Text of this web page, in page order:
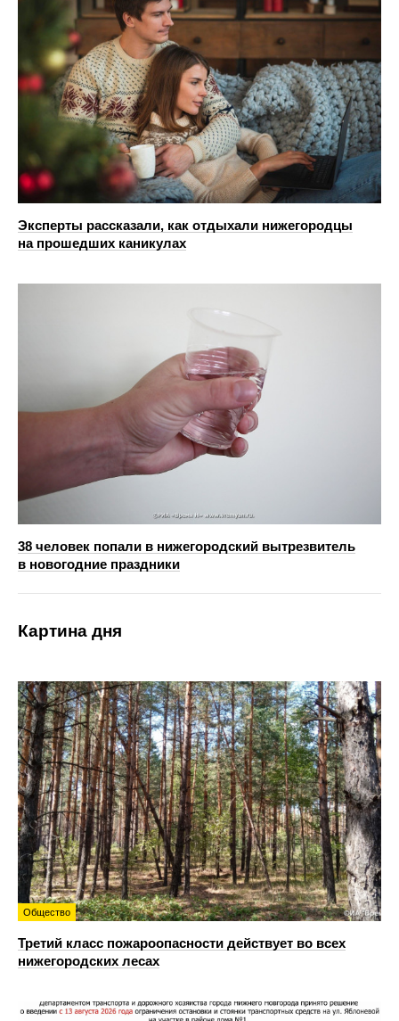
Эксперты рассказали, как отдыхали нижегородцы
на прошедших каникулах
38 человек попали в нижегородский вытрезвитель
в новогодние праздники
Картина дня
Общество
Третий класс пожароопасности действует во всех
нижегородских лесах